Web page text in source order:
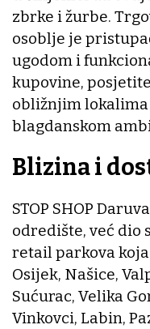
zbrke i žurbe.
osoblje je
ugodom i
kupovine,
obližnjim
blagdanskom
Blizina i
STOP SHOP
odredište, već dio
retail parkova
Osijek, Našice,
Sućurac, Velika
Vinkovci, Labin,